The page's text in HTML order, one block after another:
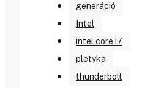
generáció
Intel
intel core i7
pletyka
thunderbolt